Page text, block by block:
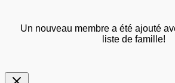
Un nouveau membre a été ajouté
liste de famille!